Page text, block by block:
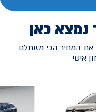
כאן
את המחיר הכי משתלם
אישי